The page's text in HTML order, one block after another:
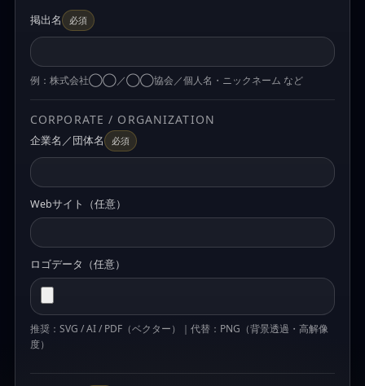
掲出名
必須
例：株式会社◯◯／◯◯協会／個人名・ニックネーム など
CORPORATE / ORGANIZATION
企業名／団体名 必須
Webサイト（任意）
ロゴデータ（任意）
推奨：SVG / AI / PDF（ベクター）｜代替：PNG（背景透過・高解像
度）